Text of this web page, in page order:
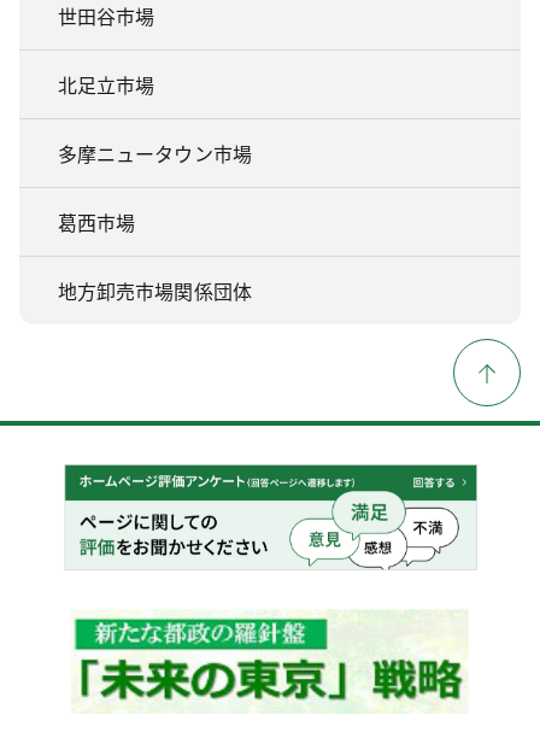
世田谷市場
北足立市場
多摩ニュータウン市場
葛西市場
地方卸売市場関係団体